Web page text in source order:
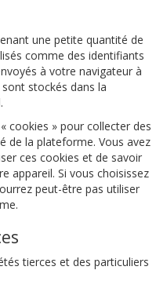
une petite quantité de
comme des identifiants
à votre navigateur à
stockés dans la
cookies » pour collecter des
de la plateforme. Vous avez
ces cookies et de savoir
appareil. Si vous choisissez
peut-être pas utiliser
tierces et des particuliers